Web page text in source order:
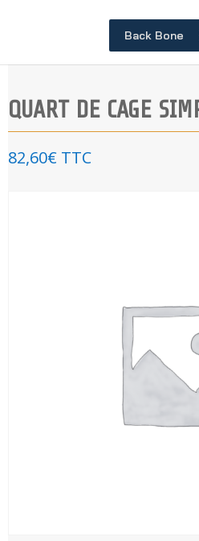
Back Bone
QUART DE CAGE
82,60€ TTC